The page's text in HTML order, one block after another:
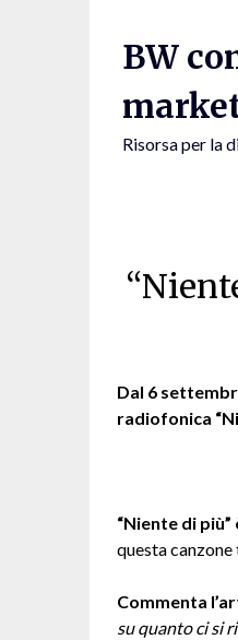
BW
Risorsa per la
Dal 6
radiofonica
“Niente di
questa
Commenta
su quanto ci si